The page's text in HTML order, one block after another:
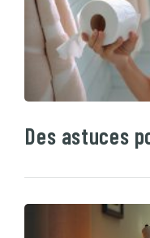
Des astuces